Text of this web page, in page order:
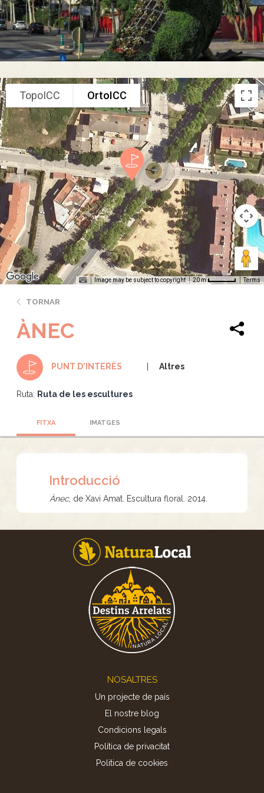
TopoICC OrtoICC
Image may be subject to copyright 20 m Terms
TORNAR
ÀNEC
PUNT D'INTERÈS Altres
Ruta: Ruta de les escultures
FITXA IMATGES
Introducció
Ànec, de Xavi Amat. Escultura floral. 2014.
NOSALTRES
Un projecte de país
El nostre blog
Condicions legals
Política de privacitat
Politica de cookies